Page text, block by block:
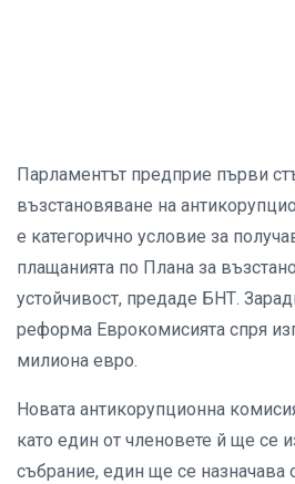
Парламентът предприе първи
възстановяване на
е категорично условие за
плащанията по Плана за
устойчивост, предаде БНТ.
реформа Еврокомисията спря
милиона евро.
Новата антикорупционна
като един от членовете й ще се
събрание, един ще се назначава